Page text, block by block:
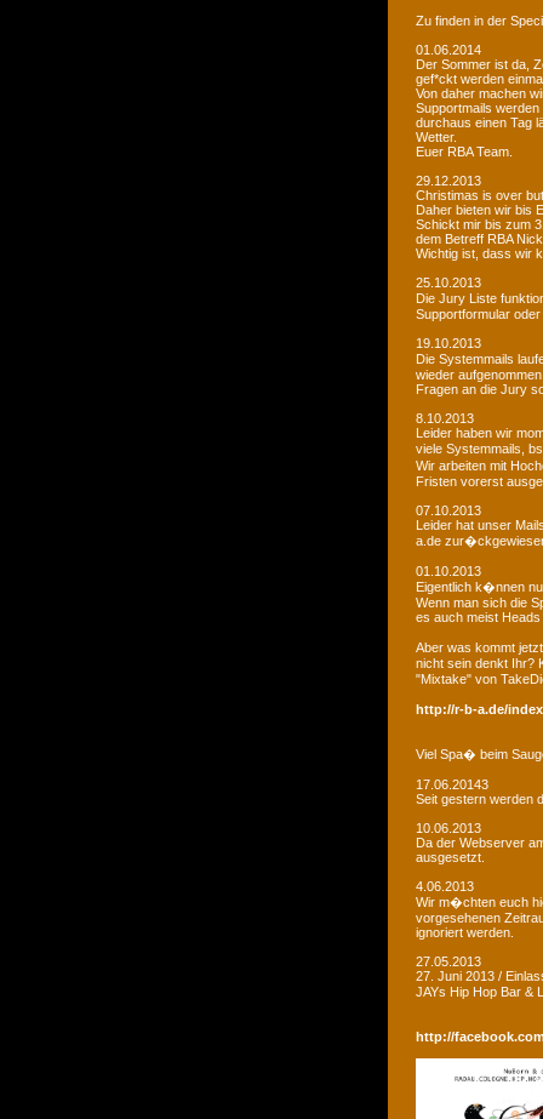
Zu finden in der
01.06.2014
Der Sommer ist da,
gef*ckt werden
Von daher machen
Supportmails
durchaus einen Tag
Wetter.
Euer RBA Team.
29.12.2013
Christimas is over
Daher bieten wir bis
Schickt mir bis zum
dem Betreff RBA
Wichtig ist, dass wir
25.10.2013
Die Jury Liste
Supportformular
19.10.2013
Die Systemmails
wieder
Fragen an die Jury
8.10.2013
Leider haben wir
viele Systemmails,
Wir arbeiten mit
Fristen vorerst
07.10.2013
Leider hat unser
a.de
01.10.2013
Eigentlich k�nnen
Wenn man sich die
es auch meist
Aber was kommt
nicht sein denkt Ihr?
"Mixtake" von
http://r-b-a.de/
Viel Spa� beim
17.06.20143
Seit gestern werden
10.06.2013
Da der Webserver
ausgesetzt.
4.06.2013
Wir m�chten euch
vorgesehenen
ignoriert werden.
27.05.2013
27. Juni 2013 /
JAYs Hip Hop Bar &
http://